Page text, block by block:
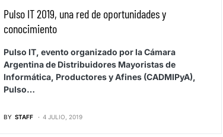
Pulso IT 2019, una red de oportunidades y
conocimiento
Pulso IT, evento organizado por la Cámara
Argentina de Distribuidores Mayoristas de
Informática, Productores y Afines (CADMIPyA),
Pulso…
BY STAFF 4 JULIO, 2019